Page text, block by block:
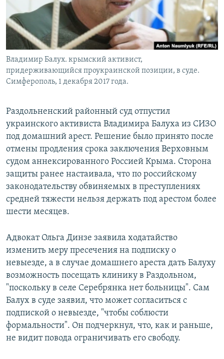
Владимир Балух. крымский активист,
придерживающийся проукраинской позиции, в суде.
Симферополь, 1 декабря 2017 года.
Раздольненский районный суд отпустил
украинского активиста Владимира Балуха из СИЗО
под домашний арест. Решение было принято после
отмены продления срока заключения Верховным
судом аннексированного Россией Крыма. Сторона
защиты ранее настаивала, что по российскому
законодательству обвиняемых в преступлениях
средней тяжести нельзя держать под арестом более
шести месяцев.
Адвокат Ольга Динзе заявила ходатайство
изменить меру пресечения на подписку о
невыезде, а в случае домашнего ареста дать Балуху
возможность посещать клинику в Раздольном,
"поскольку в селе Серебрянка нет больницы". Сам
Балух в суде заявил, что может согласиться с
подпиской о невыезде, "чтобы соблюсти
формальности". Он подчеркнул, что, как и раньше,
не видит повода ограничивать его свободу.